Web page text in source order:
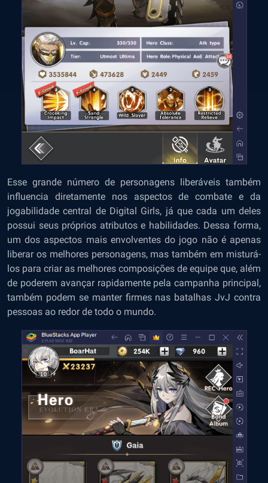
Esse grande número de personagens liberáveis também
influencia diretamente nos aspectos de combate e da
jogabilidade central de Digital Girls, já que cada um deles
possui seus próprios atributos e habilidades. Dessa forma,
um dos aspectos mais envolventes do jogo não é apenas
liberar os melhores personagens, mas também em misturá-
los para criar as melhores composições de equipe que, além
de poderem avançar rapidamente pela campanha principal,
também podem se manter firmes nas batalhas JvJ contra
pessoas ao redor de todo o mundo.